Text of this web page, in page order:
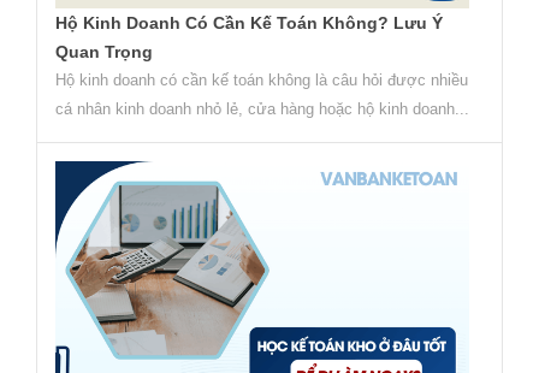
Hộ Kinh Doanh Có Cần Kế Toán Không? Lưu Ý
Quan Trọng
Hộ kinh doanh có cần kế toán không là câu hỏi được nhiều
cá nhân kinh doanh nhỏ lẻ, cửa hàng hoặc hộ kinh doanh...